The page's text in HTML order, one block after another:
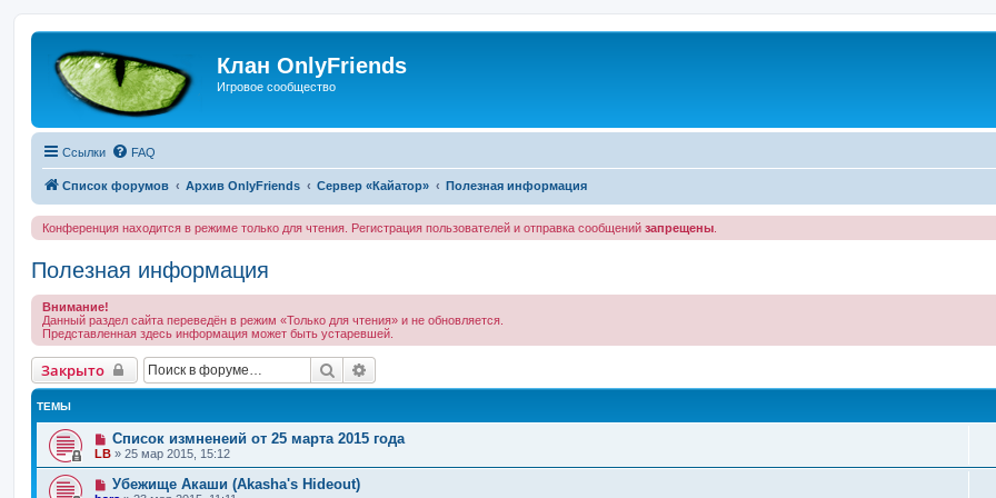
Клан OnlyFriends
Игровое сообщество
Ссылки FAQ
Список форумов Архив OnlyFriends Сервер «Кайатор» Полезная информация
Конференция находится в режиме только для чтения. Регистрация пользователей и отправка сообщений запрещены
Полезная информация
Внимание!
Данный раздел сайта переведён в режим «Только для чтения» и не обновляется.
Представленная здесь информация может быть устаревшей.
Закрыто Поиск
ТЕМЫ
Список измненеий от 25 марта 2015 года
LB » 25 мар 2015, 15:12
Убежище Акаши (Akasha's Hideout)